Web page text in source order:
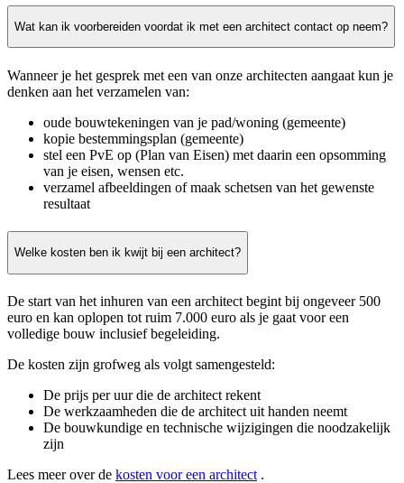
Wat kan ik voorbereiden voordat ik met een architect contact op neem?
Wanneer je het gesprek met een van onze architecten aangaat kun je
denken aan het verzamelen van:
oude bouwtekeningen van je pad/woning (gemeente)
kopie bestemmingsplan (gemeente)
stel een PvE op (Plan van Eisen) met daarin een opsomming
van je eisen, wensen etc.
verzamel afbeeldingen of maak schetsen van het gewenste
resultaat
Welke kosten ben ik kwijt bij een architect?
De start van het inhuren van een architect begint bij ongeveer 500
euro en kan oplopen tot ruim 7.000 euro als je gaat voor een
volledige bouw inclusief begeleiding.
De kosten zijn grofweg als volgt samengesteld:
De prijs per uur die de architect rekent
De werkzaamheden die de architect uit handen neemt
De bouwkundige en technische wijzigingen die noodzakelijk
zijn
Lees meer over de kosten voor een architect .